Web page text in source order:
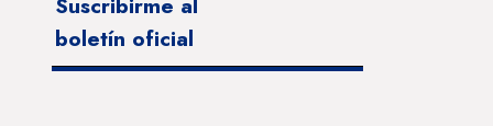
boletín oficial